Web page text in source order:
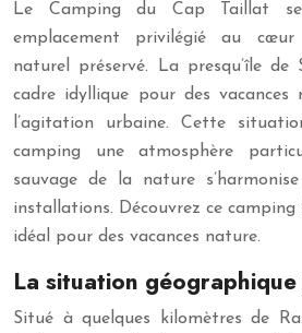
Le Camping du Cap Taillat
emplacement privilégié au cœur
naturel préservé. La presqu’île
cadre idyllique pour des vacances
l’agitation urbaine. Cette
camping une atmosphère
sauvage de la nature
installations. Découvrez ce
idéal pour des vacances nature.
La situation
Situé à quelques kilomètres de